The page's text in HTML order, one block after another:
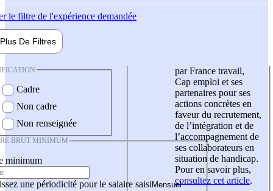
le filtre de l'expérience demandée
Plus De Filtres
Cadre
Non cadre
Non renseignée
BRUT MINIMUM
minimum
une périodicité pour le salaire saisi
par France travail,
Cap emploi et ses
partenaires pour ses
actions concrètes en
faveur du recrutement,
de l’intégration et de
l’accompagnement de
ses collaborateurs en
situation de handicap.
Pour en savoir plus,
consultez cet article.